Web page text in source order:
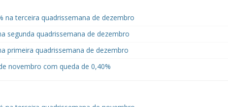
na terceira quadrissemana de dezembro
segunda quadrissemana de dezembro
primeira quadrissemana de dezembro
novembro com queda de 0,40%